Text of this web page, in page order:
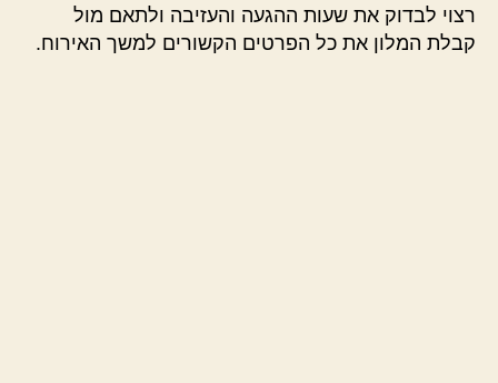
רצוי לבדוק את שעות ההגעה והעזיבה ולתאם מול
קבלת המלון את כל הפרטים הקשורים למשך האירוח.